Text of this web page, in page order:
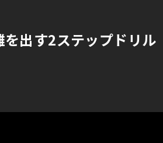
出す2ステップドリル